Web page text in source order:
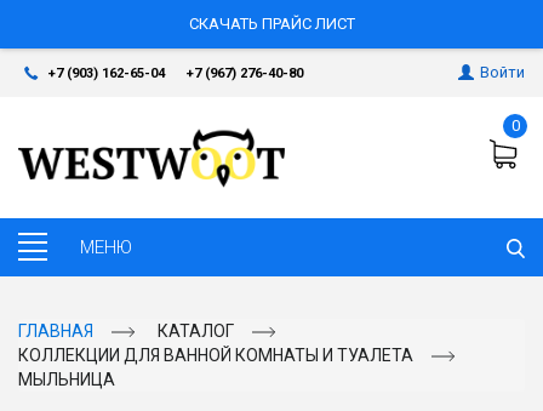
СКАЧАТЬ ПРАЙС ЛИСТ
+7 (903) 162-65-04 +7 (967) 276-40-80 Войти
0
ГЛАВНАЯ
КАТАЛОГ
КОЛЛЕКЦИИ ДЛЯ ВАННОЙ КОМНАТЫ И ТУАЛЕТА
МЫЛЬНИЦА